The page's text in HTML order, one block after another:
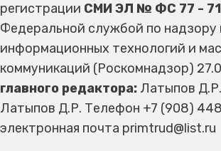
регистрации СМИ ЭЛ № ФС 77 -
Федеральной службой по надзору
информационных технологий и
коммуникаций (Роскомнадзор)
главного редактора: Латыпов Д.Р.
Латыпов Д.Р. Телефон +7 (908)
электронная почта primtrud@list.ru